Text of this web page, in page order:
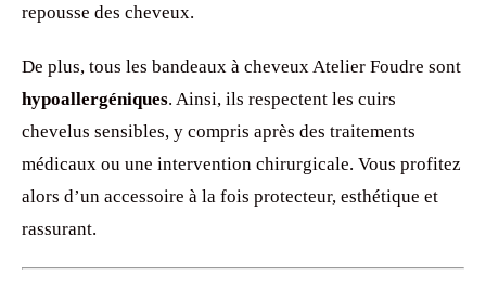
repousse des cheveux.
De plus, tous les bandeaux à cheveux Atelier Foudre sont
hypoallergéniques. Ainsi, ils respectent les cuirs
chevelus sensibles, y compris après des traitements
médicaux ou une intervention chirurgicale. Vous profitez
alors d’un accessoire à la fois protecteur, esthétique et
rassurant.